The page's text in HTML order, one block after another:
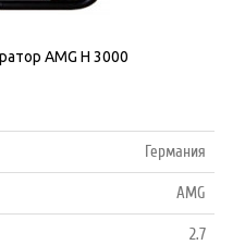
AMG H 3000
Германия
AMG
2.7